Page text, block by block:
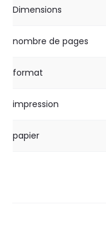
Dimensions
nombre de pages
format
impression
papier